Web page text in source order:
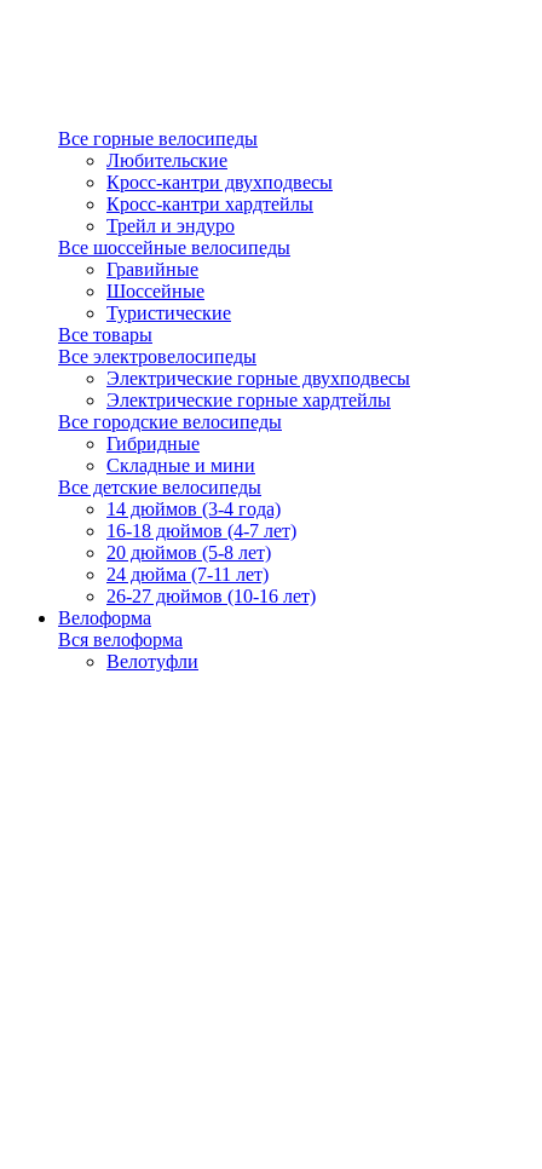
Все горные велосипеды
Любительские
Кросс-кантри двухподвесы
Кросс-кантри хардтейлы
Трейл и эндуро
Все шоссейные велосипеды
Гравийные
Шоссейные
Туристические
Все товары
Все электровелосипеды
Электрические горные двухподвесы
Электрические горные хардтейлы
Все городские велосипеды
Гибридные
Складные и мини
Все детские велосипеды
14 дюймов (3-4 года)
16-18 дюймов (4-7 лет)
20 дюймов (5-8 лет)
24 дюйма (7-11 лет)
26-27 дюймов (10-16 лет)
Велоформа
Вся велоформа
Велотуфли